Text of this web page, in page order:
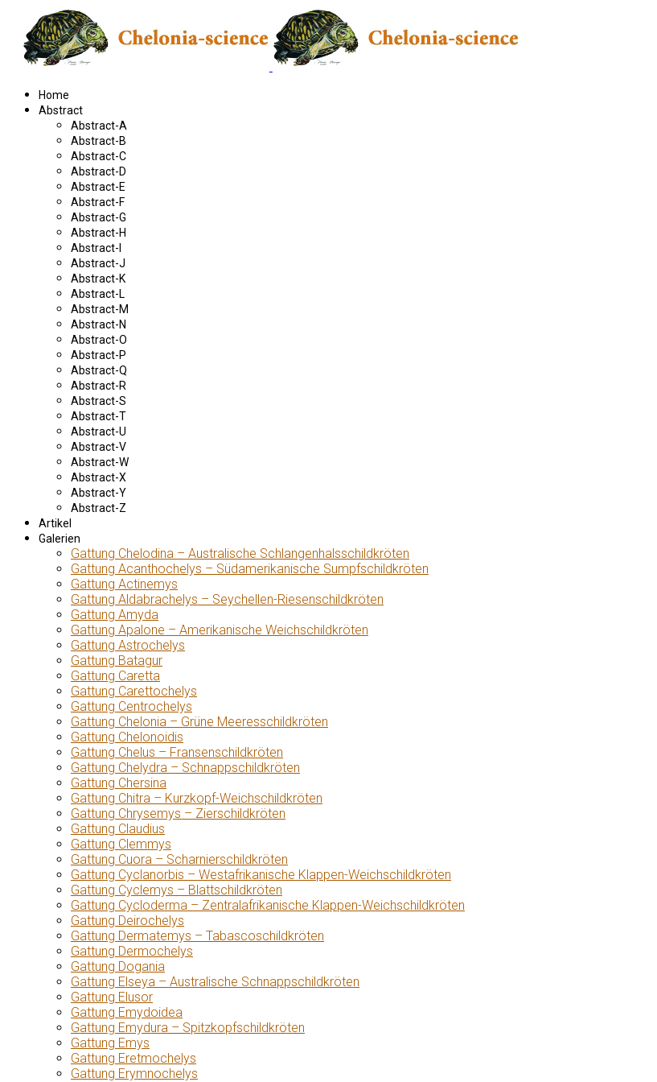
Home
Abstract
Abstract-A
Abstract-B
Abstract-C
Abstract-D
Abstract-E
Abstract-F
Abstract-G
Abstract-H
Abstract-I
Abstract-J
Abstract-K
Abstract-L
Abstract-M
Abstract-N
Abstract-O
Abstract-P
Abstract-Q
Abstract-R
Abstract-S
Abstract-T
Abstract-U
Abstract-V
Abstract-W
Abstract-X
Abstract-Y
Abstract-Z
Artikel
Galerien
Gattung Chelodina – Australische Schlangenhalsschildkröten
Gattung Acanthochelys – Südamerikanische Sumpfschildkröten
Gattung Actinemys
Gattung Aldabrachelys – Seychellen-Riesenschildkröten
Gattung Amyda
Gattung Apalone – Amerikanische Weichschildkröten
Gattung Astrochelys
Gattung Batagur
Gattung Caretta
Gattung Carettochelys
Gattung Centrochelys
Gattung Chelonia – Grüne Meeresschildkröten
Gattung Chelonoidis
Gattung Chelus – Fransenschildkröten
Gattung Chelydra – Schnappschildkröten
Gattung Chersina
Gattung Chitra – Kurzkopf-Weichschildkröten
Gattung Chrysemys – Zierschildkröten
Gattung Claudius
Gattung Clemmys
Gattung Cuora – Scharnierschildkröten
Gattung Cyclanorbis – Westafrikanische Klappen-Weichschildkröten
Gattung Cyclemys – Blattschildkröten
Gattung Cycloderma – Zentralafrikanische Klappen-Weichschildkröten
Gattung Deirochelys
Gattung Dermatemys – Tabascoschildkröten
Gattung Dermochelys
Gattung Dogania
Gattung Elseya – Australische Schnappschildkröten
Gattung Elusor
Gattung Emydoidea
Gattung Emydura – Spitzkopfschildkröten
Gattung Emys
Gattung Eretmochelys
Gattung Erymnochelys